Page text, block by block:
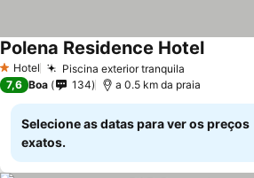
1 Estrelas
Hotel Piscina exterior tranquila
Polena Residence HotelVer
7,6 Boa 134 a 0.5 km da praia
Selecione as datas para ver os preços
exatos.